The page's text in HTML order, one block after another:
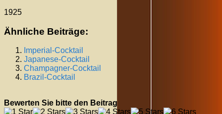
1925
Ähnliche Beiträge:
Imperial-Cocktail
Japanese-Cocktail
Champagner-Cocktail
Brazil-Cocktail
Bewerten Sie bitte den Beitrag